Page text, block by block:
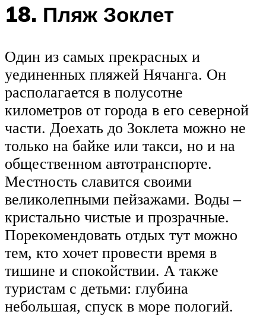
18. Пляж Зоклет
Один из самых прекрасных и
уединенных пляжей Нячанга. Он
располагается в полусотне
километров от города в его северной
части. Доехать до Зоклета можно не
только на байке или такси, но и на
общественном автотранспорте.
Местность славится своими
великолепными пейзажами. Воды –
кристально чистые и прозрачные.
Порекомендовать отдых тут можно
тем, кто хочет провести время в
тишине и спокойствии. А также
туристам с детьми: глубина
небольшая, спуск в море пологий.